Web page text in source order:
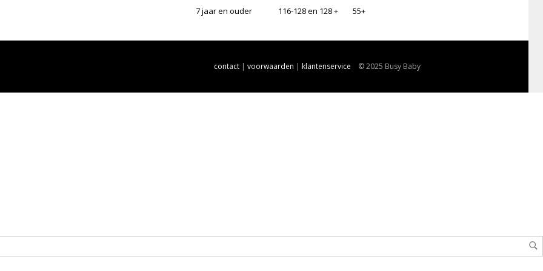
7 jaar en ouder 116-128 en 128 + 55+
contact | voorwaarden | klantenservice © 2025 Busy Baby